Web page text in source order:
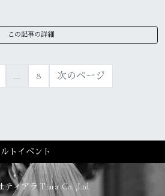
この記事の詳細
… 8 次のページ
トイベント
ティアラ Tiara. Co. ,Ltd.